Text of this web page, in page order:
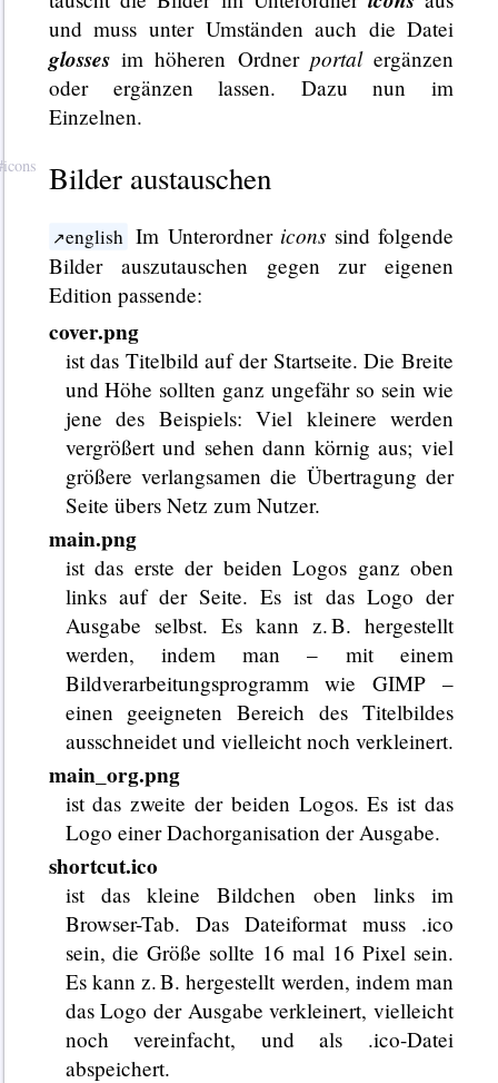
und muss unter Umständen auch die Datei
glossesim höheren Ordner portalergänzen
oder ergänzen lassen. Dazu nun im
Einzelnen.
Bilder austauschen
english Im Unterordner icons sind folgende
Bilder auszutauschen gegen zur eigenen
Edition passende:
cover.png
ist das Titelbild auf der Startseite. Die Breite
und Höhe sollten ganz ungefähr so sein wie
jene des Beispiels: Viel kleinere werden
vergrößert und sehen dann körnig aus; viel
größere verlangsamen die Übertragung der
Seite übers Netz zum Nutzer.
main.png
ist das erste der beiden Logos ganz oben
links auf der Seite. Es ist das Logo der
Ausgabe selbst. Es kann z. B. hergestellt
werden, indem man – mit einem
Bildverarbeitungsprogramm wie GIMP –
einen geeigneten Bereich des Titelbildes
ausschneidet und vielleicht noch verkleinert.
main_org.png
ist das zweite der beiden Logos. Es ist das
Logo einer Dachorganisation der Ausgabe.
shortcut.ico
ist das kleine Bildchen oben links im
Browser-Tab. Das Dateiformat muss .ico
sein, die Größe sollte 16 mal 16 Pixel sein.
Es kann z. B. hergestellt werden, indem man
das Logo der Ausgabe verkleinert, vielleicht
noch vereinfacht, und als .ico-Datei
abspeichert.